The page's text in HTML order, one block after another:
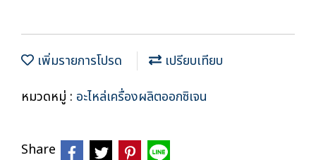
เพิ่มรายการโปรด
เปรียบเทียบ
หมวดหมู่ : อะไหล่เครื่องผลิตออกซิเจน
Share